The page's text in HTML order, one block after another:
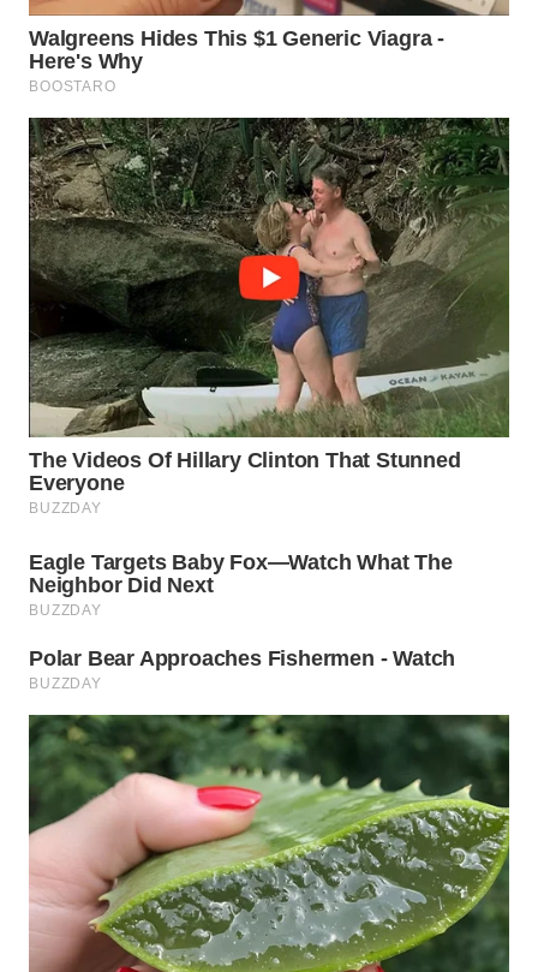
SUMEDANG
WN
WN
KEPULAUAN
SERIBU
WN
TANGERANG
WN
BINJAI
WN
CIREBON
INDRAMAYU
KUNINGAN
WN
MAJALENGKA
WN
WN
SUKABUMI